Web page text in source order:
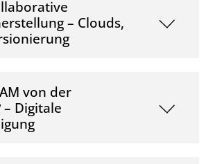
– Clouds,
von der
– Digitale